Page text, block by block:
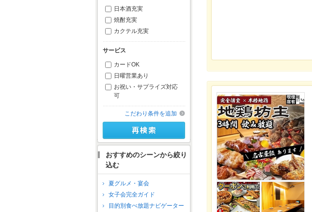
日本酒充実
焼酎充実
カクテル充実
サービス
カードOK
日曜営業あり
お祝い・サプライズ対応
可
こだわり条件を追加
おすすめのシーンから絞り
込む
夏グルメ・宴会
女子会完全ガイド
目的別食べ放題ナビゲーター